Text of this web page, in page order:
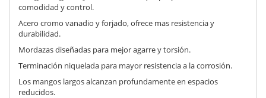
comodidad y control.
Acero cromo vanadio y forjado, ofrece mas resistencia y
durabilidad.
Mordazas diseñadas para mejor agarre y torsión.
Terminación niquelada para mayor resistencia a la corrosión.
Los mangos largos alcanzan profundamente en espacios
reducidos.